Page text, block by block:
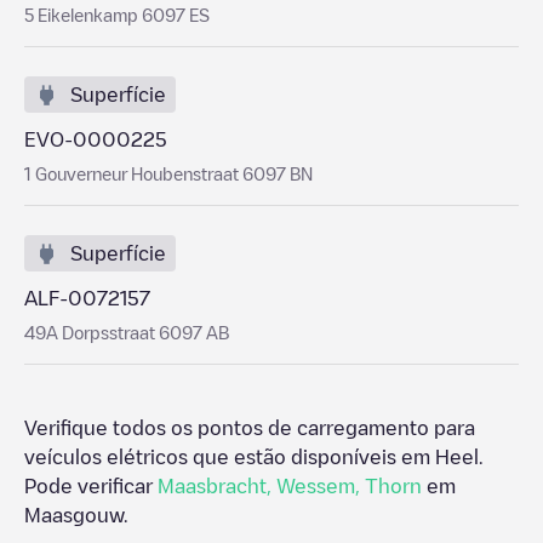
5 Eikelenkamp 6097 ES
Superfície
EVO-0000225
1 Gouverneur Houbenstraat 6097 BN
Superfície
ALF-0072157
49A Dorpsstraat 6097 AB
Verifique todos os pontos de carregamento para
veículos elétricos que estão disponíveis em Heel
Pode verificar Maasbracht Wessem Thorn em
Maasgouw.